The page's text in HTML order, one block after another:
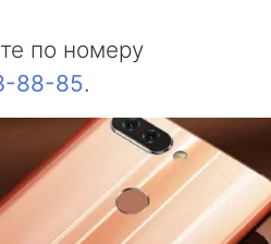
по номеру
88-85.